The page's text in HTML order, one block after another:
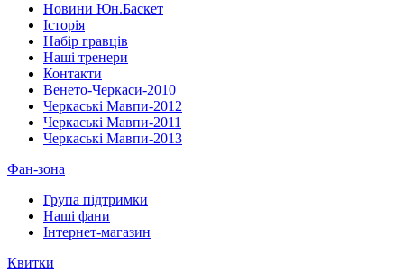
Новини Юн.Баскет
Історія
Набір гравців
Наші тренери
Контакти
Венето-Черкаси-2010
Черкаські Мавпи-2012
Черкаські Мавпи-2011
Черкаські Мавпи-2013
Фан-зона
Група підтримки
Наші фани
Інтернет-магазин
Квитки